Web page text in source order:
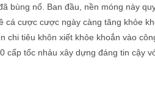
bùng nổ. Ban đầu, nền móng này
cá cược cược ngày càng tăng khỏe
chi tiêu khôn xiết khỏe khoắn vào
cấp tốc nhảu xây dựng đáng tin cậy